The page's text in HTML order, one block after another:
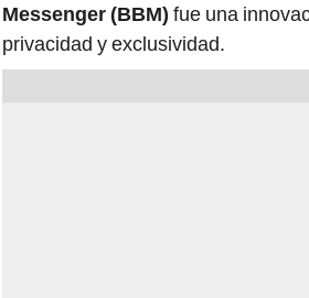
Messenger (BBM) fue una
privacidad y exclusividad.